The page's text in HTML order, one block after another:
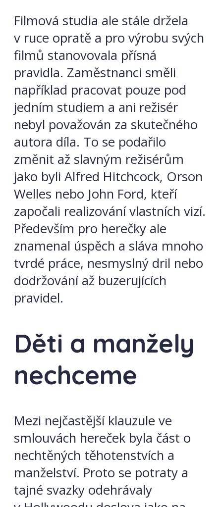
Filmová studia ale stále držela
v ruce opratě a pro výrobu svých
filmů stanovovala přísná
pravidla. Zaměstnanci směli
například pracovat pouze pod
jedním studiem a ani režisér
nebyl považován za skutečného
autora díla. To se podařilo
změnit až slavným režisérům
jako byli Alfred Hitchcock, Orson
Welles nebo John Ford, kteří
započali realizování vlastních vizí.
Především pro herečky ale
znamenal úspěch a sláva mnoho
tvrdé práce, nesmyslný dril nebo
dodržování až buzerujících
pravidel.
Děti a manžely
nechceme
Mezi nejčastější klauzule ve
smlouvách hereček byla část o
nechtěných těhotenstvích a
manželství. Proto se potraty a
tajné svazky odehrávaly